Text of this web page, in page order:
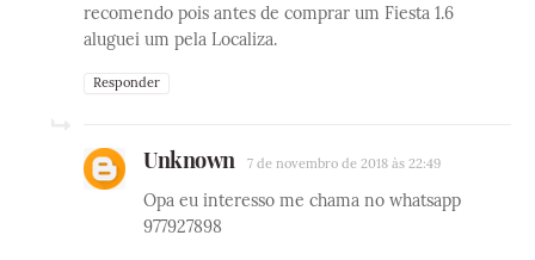
recomendo pois antes de comprar um Fiesta 1.6
aluguei um pela Localiza.
Responder
Unknown 7 de novembro de 2018 às 22:49
Opa eu interesso me chama no whatsapp
977927898